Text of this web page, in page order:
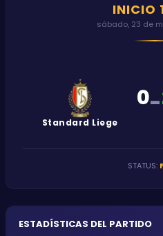
INICIO
sábado, 23 de
Standard Liege
0-
STATUS:
ESTADÍSTICAS DEL PARTIDO